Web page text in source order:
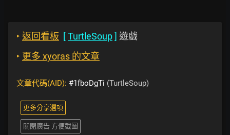
‣ 返回看板 [TurtleSoup] 遊戲
‣ 更多 xyoras 的文章
文章代碼(AID): #1fboDgTi (TurtleSoup)
更多分享選項
關閉廣告 方便截圖